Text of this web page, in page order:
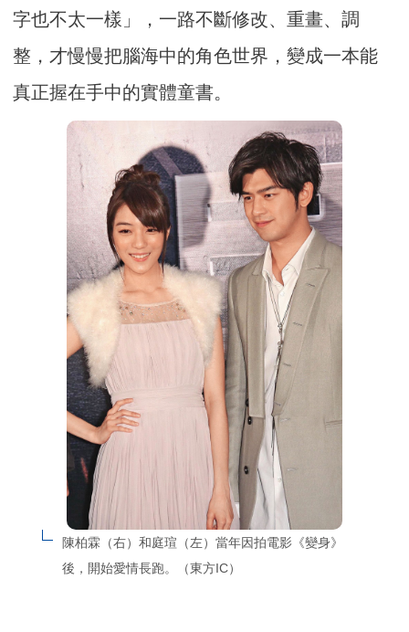
字也不太一樣」，一路不斷修改、重畫、調
整，才慢慢把腦海中的角色世界，變成一本能
真正握在手中的實體童書。
陳柏霖（右）和庭瑄（左）當年因拍電影《變身》
後，開始愛情長跑。（東方IC）